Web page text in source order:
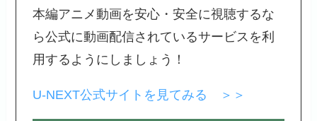
本編アニメ動画を安心・安全に視聴するな
ら公式に動画配信されているサービスを利
用するようにしましょう！
U-NEXT公式サイトを見てみる ＞＞